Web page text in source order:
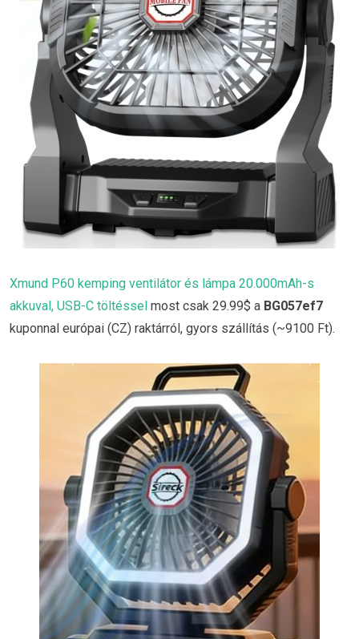
Xmund P60 kemping ventilátor és lámpa 20.000mAh-s
akkuval, USB-C töltéssel most csak 29.99$ a BG057ef7
kuponnal európai (CZ) raktárról, gyors szállítás (~9100 Ft).